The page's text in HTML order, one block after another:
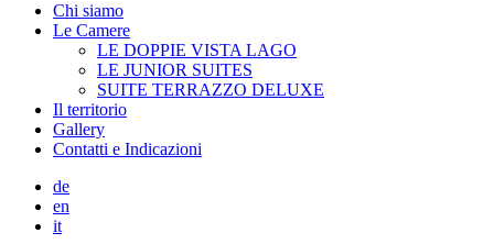
Chi siamo
Le Camere
LE DOPPIE VISTA LAGO
LE JUNIOR SUITES
SUITE TERRAZZO DELUXE
Il territorio
Gallery
Contatti e Indicazioni
de
en
it